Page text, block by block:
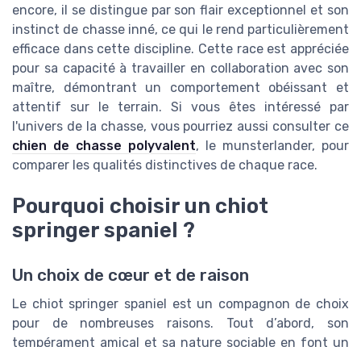
encore, il se distingue par son flair exceptionnel et son
instinct de chasse inné, ce qui le rend particulièrement
efficace dans cette discipline. Cette race est appréciée
pour sa capacité à travailler en collaboration avec son
maître, démontrant un comportement obéissant et
attentif sur le terrain. Si vous êtes intéressé par
l'univers de la chasse, vous pourriez aussi consulter ce
chien de chasse polyvalent, le munsterlander, pour
comparer les qualités distinctives de chaque race.
Pourquoi choisir un chiot
springer spaniel ?
Un choix de cœur et de raison
Le chiot springer spaniel est un compagnon de choix
pour de nombreuses raisons. Tout d’abord, son
tempérament amical et sa nature sociable en font un